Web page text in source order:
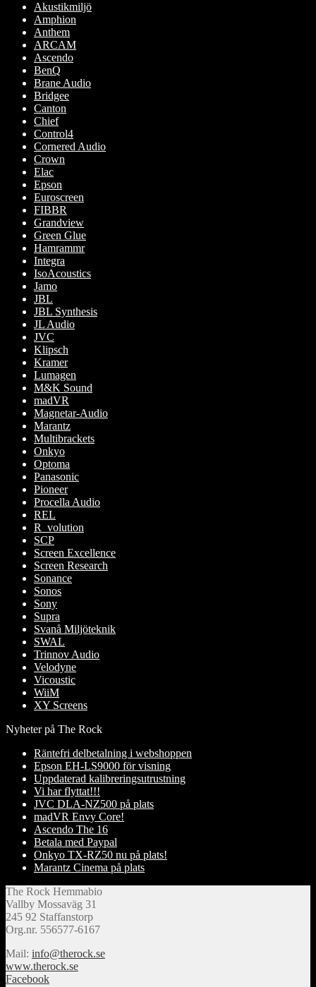
Akustikmiljö
Amphion
Anthem
ARCAM
Ascendo
BenQ
Brane Audio
Bridgee
Canton
Chief
Control4
Cornered Audio
Crown
Elac
Epson
Euroscreen
FIBBR
Grandview
Green Glue
Hamrammr
Integra
IsoAcoustics
Jamo
JBL
JBL Synthesis
JL Audio
JVC
Klipsch
Kramer
Lumagen
M&K Sound
madVR
Magnetar-Audio
Marantz
Multibrackets
Onkyo
Optoma
Panasonic
Pioneer
Procella Audio
REL
R_volution
SCP
Screen Excellence
Screen Research
Sonance
Sonos
Sony
Supra
Svanå Miljöteknik
SWAL
Trinnov Audio
Velodyne
Vicoustic
WiiM
XY Screens
Nyheter på The Rock
Räntefri delbetalning i webshoppen
Epson EH-LS9000 för visning
Uppdaterad kalibreringsutrustning
Vi har flyttat!!!
JVC DLA-NZ500 på plats
madVR Envy Core!
Ascendo The 16
Betala med Paypal
Onkyo TX-RZ50 nu på plats!
Marantz Cinema på plats
The Rock Hemmabio
Vallby Mossaväg 31
245 92 Staffanstorp
Org.nr. 556577-6167
Mail: info@therock.se
www.therock.se
Facebook